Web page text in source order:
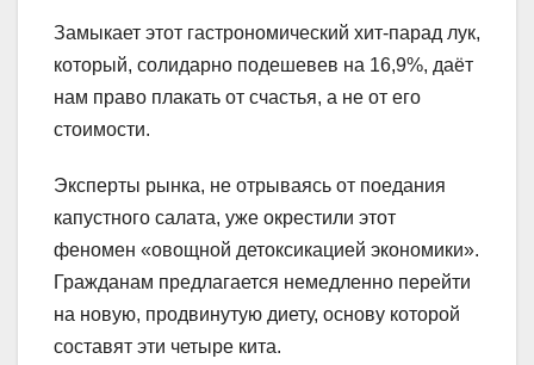
Замыкает этот гастрономический хит-парад лук,
который, солидарно подешевев на 16,9%, даёт
нам право плакать от счастья, а не от его
стоимости.
Эксперты рынка, не отрываясь от поедания
капустного салата, уже окрестили этот
феномен «овощной детоксикацией экономики».
Гражданам предлагается немедленно перейти
на новую, продвинутую диету, основу которой
составят эти четыре кита.